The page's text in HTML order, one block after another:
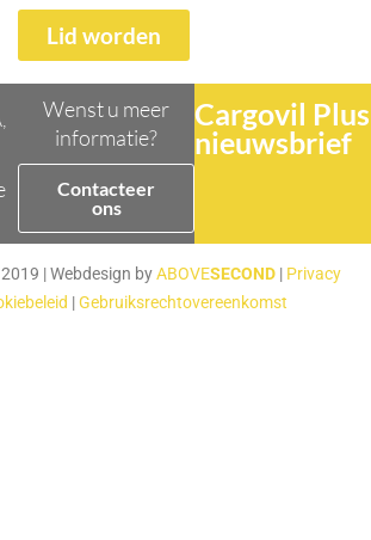
Lid worden
Wenst u meer
informatie?
Contacteer
ons
Cargovil Plus
nieuwsbrief
| Webdesign byABOVESECOND | Privacy
|Gebruiksrechtovereenkomst